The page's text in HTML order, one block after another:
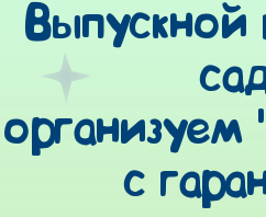
Выпускной
с